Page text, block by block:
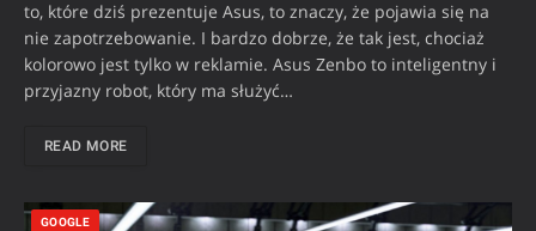
to, które dziś prezentuje Asus, to znaczy, że pojawia się na
nie zapotrzebowanie. I bardzo dobrze, że tak jest, chociaż
kolorowo jest tylko w reklamie. Asus Zenbo to inteligentny i
przyjazny robot, który ma służyć…
READ MORE
GOOGLE